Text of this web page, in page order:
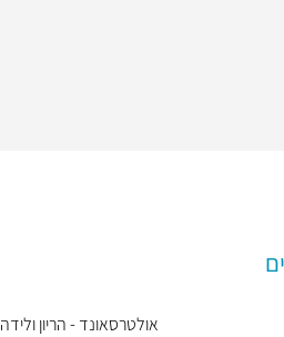
אולטרסאונד - הריון ולידה